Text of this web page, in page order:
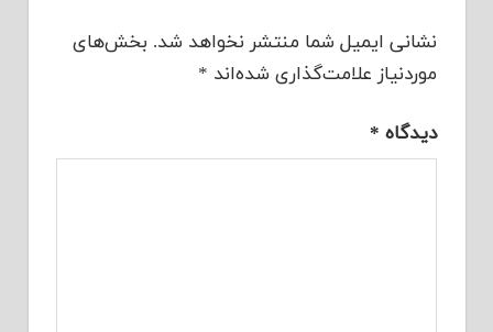
نشانی ایمیل شما منتشر نخواهد شد. بخش‌های
موردنیاز علامت‌گذاری شده‌اند *
دیدگاه *